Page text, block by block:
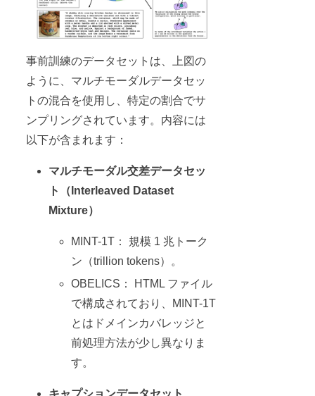
事前訓練のデータセットは、上図の
ように、マルチモーダルデータセッ
トの混合を使用し、特定の割合でサ
ンプリングされています。内容には
以下が含まれます：
マルチモーダル交差データセッ
ト（Interleaved Dataset
Mixture）
MINT-1T： 規模 1 兆トーク
ン（trillion tokens）。
OBELICS： HTML ファイル
で構成されており、MINT-1T
とはドメインカバレッジと
前処理方法が少し異なりま
す。
キャプションデータセット